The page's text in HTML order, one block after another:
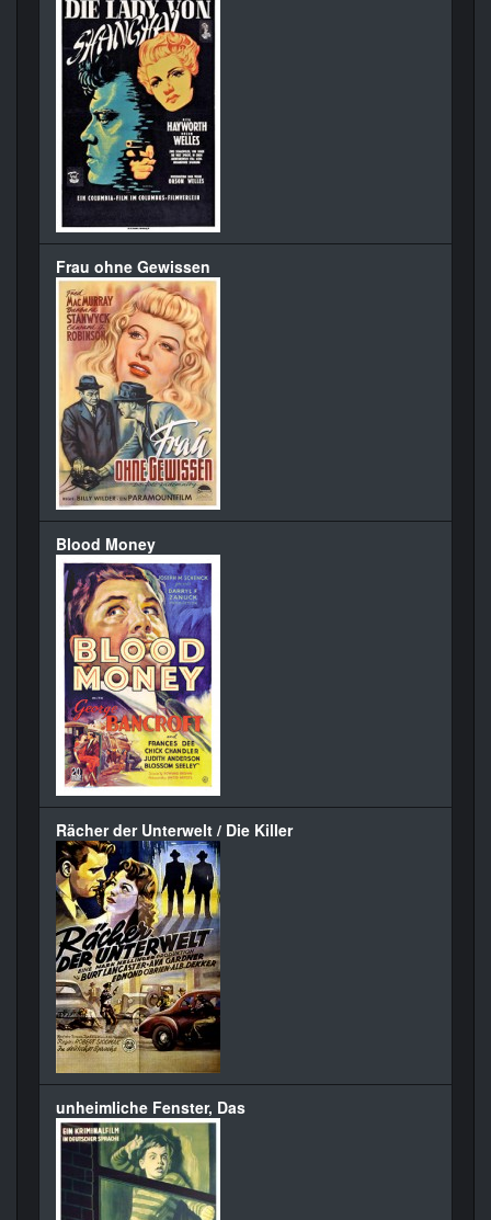
Frau ohne Gewissen
Blood Money
Rächer der Unterwelt / Die Killer
unheimliche Fenster, Das